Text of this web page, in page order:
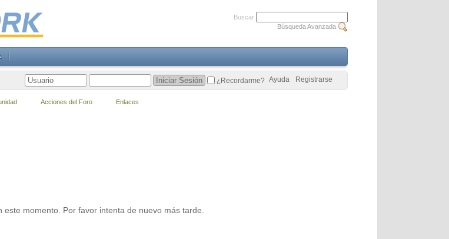
momento. Por favor intenta de nuevo más tarde.
Buscar
Búsqueda Avanzada
Registrarse
Ayuda
¿Recordarme?
Acciones del Foro Enlaces